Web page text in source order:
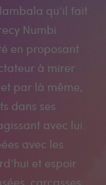
qu’il fait
Numbi
en proposant
à mirer
par là même,
dans ses
avec lui.
avec les
et espoir
carcasses